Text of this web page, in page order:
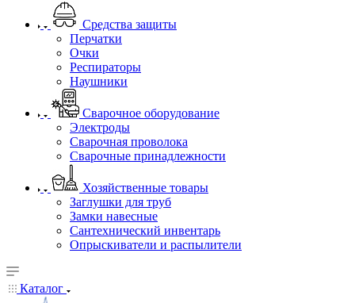
Средства защиты
Перчатки
Очки
Респираторы
Наушники
Сварочное оборудование
Электроды
Сварочная проволока
Сварочные принадлежности
Хозяйственные товары
Заглушки для труб
Замки навесные
Сантехнический инвентарь
Опрыскиватели и распылители
Каталог